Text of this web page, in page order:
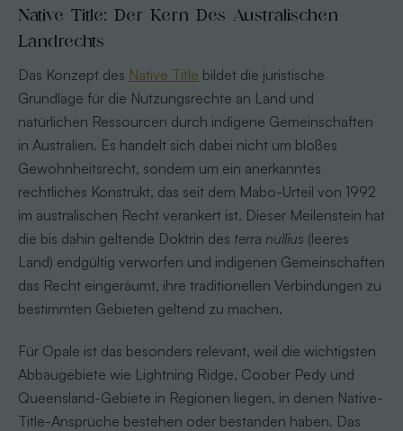
Native Title: Der Kern Des Australischen
Landrechts
Das Konzept des Native Title bildet die juristische
Grundlage für die Nutzungsrechte an Land und
natürlichen Ressourcen durch indigene Gemeinschaften
in Australien. Es handelt sich dabei nicht um bloßes
Gewohnheitsrecht, sondern um ein anerkanntes
rechtliches Konstrukt, das seit dem Mabo-Urteil von 1992
im australischen Recht verankert ist. Dieser Meilenstein hat
die bis dahin geltende Doktrin des terra nullius (leeres
Land) endgültig verworfen und indigenen Gemeinschaften
das Recht eingeräumt, ihre traditionellen Verbindungen zu
bestimmten Gebieten geltend zu machen.
Für Opale ist das besonders relevant, weil die wichtigsten
Abbaugebiete wie Lightning Ridge, Coober Pedy und
Queensland-Gebiete in Regionen liegen, in denen Native-
Title-Ansprüche bestehen oder bestanden haben. Das